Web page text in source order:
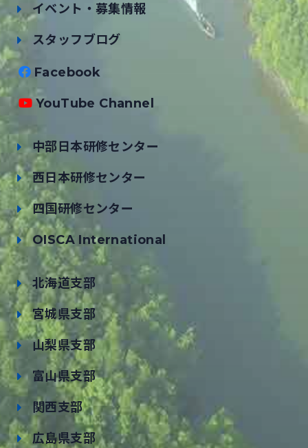
イベント・募集情報
スタッフブログ
Facebook
YouTube Channel
中部日本研修センター
西日本研修センター
四国研修センター
OISCA International
北海道支部
宮城県支部
山梨県支部
富山県支部
関西支部
広島県支部